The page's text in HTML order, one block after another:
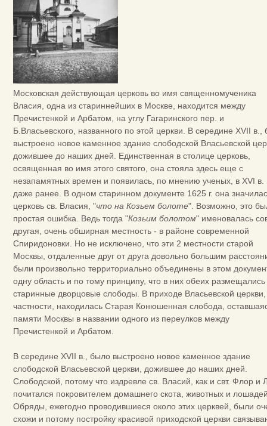
Московская действующая церковь во имя священномученика
Власия, одна из стариннейших в Москве, находится между
Пречистенкой и Арбатом, на углу Гагаринского пер. и
Б.Власьевского, названного по этой церкви. В середине XVII в.,
выстроено новое каменное здание слободской Власьевской
дожившее до наших дней. Единственная в столице церковь,
освященная во имя этого святого, она стояла здесь еще с
незапамятных времен и появилась, по мнению ученых, в XVI в.
даже ранее. В одном старинном документе 1625 г. она
церковь св. Власия, "что на Козьем болоте". Возможно, это
простая ошибка. Ведь тогда "Козьим болотом" именовалась
другая, очень обширная местность - в районе современной
Спиридоновки. Но не исключено, что эти 2 местности старой
Москвы, отдаленные друг от друга довольно большим
были произвольно территориально объединены в этом
одну область и по тому принципу, что в них обеих размещались
старинные дворцовые слободы. В приходе Власьевской церкви,
частности, находилась Старая Конюшенная слобода,
памяти Москвы в названии одного из переулков между
Пречистенкой и Арбатом.
В середине XVII в., было выстроено новое каменное здание
слободской Власьевской церкви, дожившее до наших дней.
Слободской, потому что издревле св. Власий, как и свт. Флор и
почитался покровителем домашнего скота, животных и
Обряды, ежегодно проводившиеся около этих церквей, были
схожи и потому постройку красивой приходской церкви